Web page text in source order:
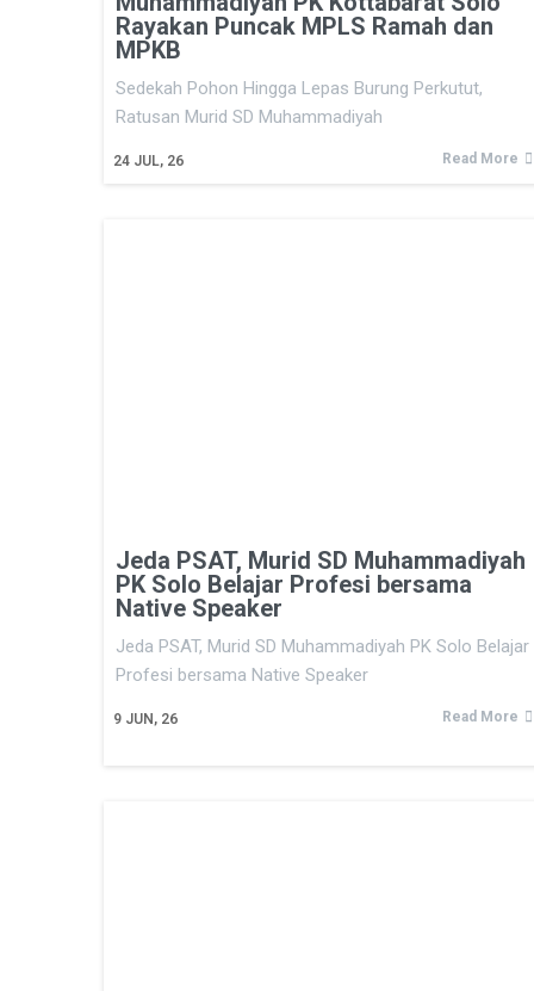
Rayakan Puncak MPLS Ramah dan
MPKB
24 JUL, 26
Sedekah Pohon Hingga Lepas Burung Perkutut,
Ratusan Murid SD Muhammadiyah
Read More
Jeda PSAT, Murid SD Muhammadiyah
PK Solo Belajar Profesi bersama
Native Speaker
9 JUN, 26
Jeda PSAT, Murid SD Muhammadiyah PK Solo Belajar
Profesi bersama Native Speaker
Read More